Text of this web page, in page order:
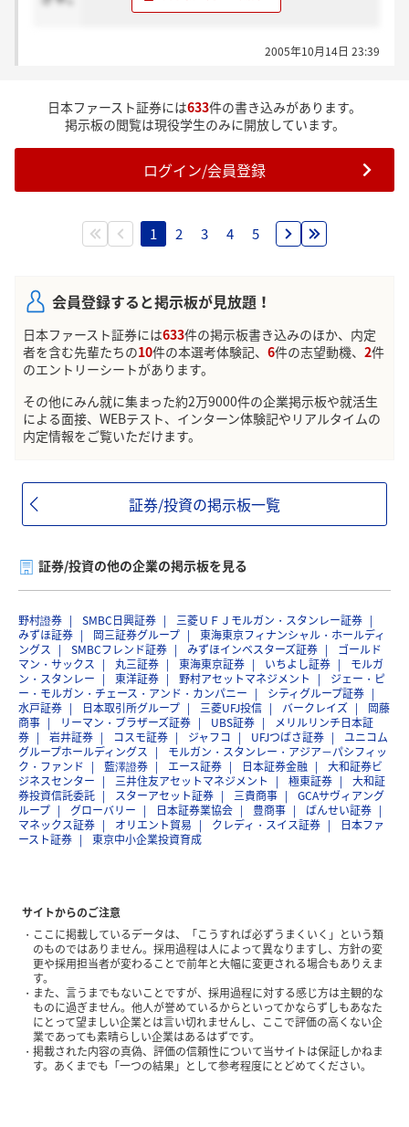
有価証券取引書にはこう書いてあったよ
2005年10月14日 23:39
日本ファースト証券には633件の書き込みがあります。
掲示板の閲覧は現役学生のみに開放しています。
ログイン/会員登録
1 2 3 4 5
会員登録すると掲示板が見放題！
日本ファースト証券には633件の掲示板書き込みのほか、内定
者を含む先輩たちの10件の本選考体験記、 6件の志望動機、 2件
のエントリーシートがあります。
その他にみん就に集まった約2万9000件の企業掲示板や就活生
による面接、WEBテスト、インターン体験記やリアルタイムの
内定情報をご覧いただけます。
証券/投資の掲示板一覧
証券/投資の他の企業の掲示板を見る
野村證券 SMBC日興証券
三菱ＵＦＪモルガン・スタンレー証券
みずほ証券
岡三証券グループ
東海東京フィナンシャル・ホールディ
ングス
SMBCフレンド証券 みずほインベスターズ証券
ゴールド
マン・サックス
丸三証券 東海東京証券 いちよし証券
モルガ
ン・スタンレー
東洋証券 野村アセットマネジメント
ジェー・ピ
ー・モルガン・チェース・アンド・カンパニー
シティグループ証券
水戸証券
日本取引所グループ 三菱UFJ投信 バークレイズ
岡藤
商事
リーマン・ブラザーズ証券 UBS証券
メリルリンチ日本証
券
岩井証券 コスモ証券 ジャフコ UFJつばさ証券
ユニコム
グループホールディングス
モルガン・スタンレー・アジア－パシフィッ
ク・ファンド
藍澤證券 エース証券 日本証券金融
大和証券ビ
ジネスセンター
三井住友アセットマネジメント 極東証券
大和証
券投資信託委託
スターアセット証券 三貴商事
GCAサヴィアング
ループ
グローバリー 日本証券業協会 豊商事
ばんせい証券
マネックス証券
オリエント貿易 クレディ・スイス証券
日本ファ
ースト証券
東京中小企業投資育成
サイトからのご注意
ここに掲載しているデータは、「こうすれば必ずうまくいく」という類
のものではありません。採用過程は人によって異なりますし、方針の変
更や採用担当者が変わることで前年と大幅に変更される場合もありえま
す。
また、言うまでもないことですが、採用過程に対する感じ方は主観的な
ものに過ぎません。他人が誉めているからといってかならずしもあなた
にとって望ましい企業とは言い切れませんし、ここで評価の高くない企
業であっても素晴らしい企業はあるはずです。
掲載された内容の真偽、評価の信頼性について当サイトは保証しかねま
す。あくまでも「一つの結果」として参考程度にとどめてください。